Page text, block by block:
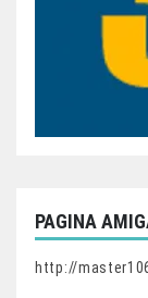
PAGINA
http://